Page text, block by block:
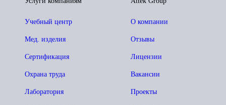
О компании
Отзывы
Лицензии
Вакансии
Проекты
Учебный центр
Мед. изделия
Сертификация
Охрана труда
Лаборатория